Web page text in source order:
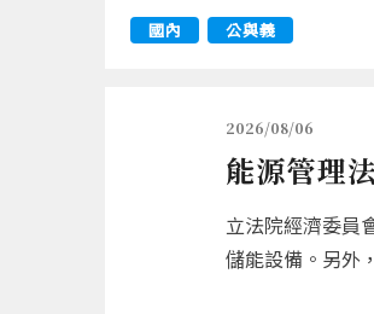
國內 公與義
2026/08/06
能源管理
立法院經濟委員
儲能設備。另外